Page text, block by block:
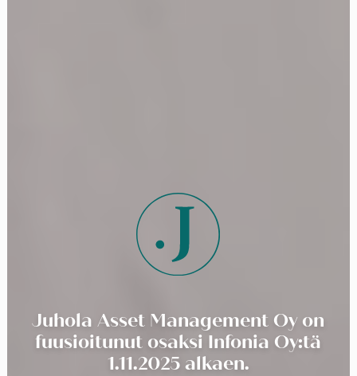
Juhola Asset Management Oy on
fuusioitunut osaksi Infonia Oy:tä
1.11.2025 alkaen.